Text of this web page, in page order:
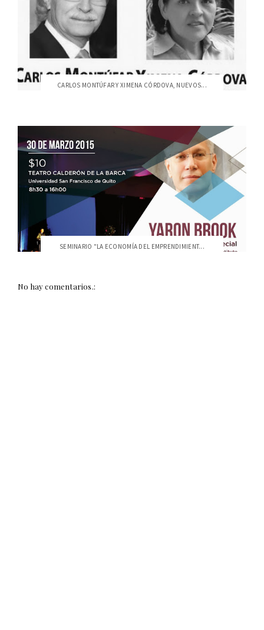
CARLOS MONTÚFAR Y XIMENA CÓRDOVA, NUEVOS...
SEMINARIO "LA ECONOMÍA DEL EMPRENDIMIENT...
No hay comentarios.: